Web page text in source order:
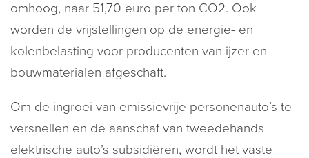
omhoog, naar 51,70 euro per ton CO2. Ook
worden de vrijstellingen op de energie- en
kolenbelasting voor producenten van ijzer en
bouwmaterialen afgeschaft.
Om de ingroei van emissievrije personenauto’s te
versnellen en de aanschaf van tweedehands
elektrische auto’s subsidiëren, wordt het vaste